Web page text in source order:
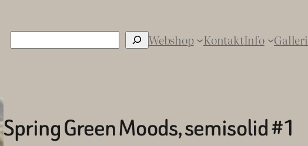
Webshop KontaktInfo Galleri
Spring Green Moods, semisolid #1